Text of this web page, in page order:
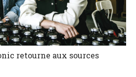
retourne aux sources